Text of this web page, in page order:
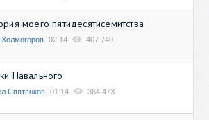
моего пятидесятисемитства
Холмогоров 02:14 407 740
Навального
Святенков 01:14 364 473